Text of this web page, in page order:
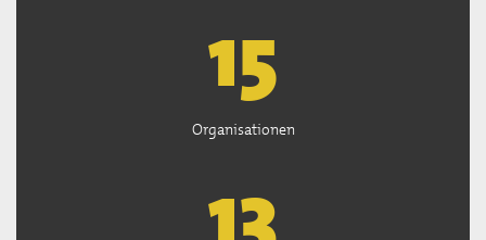
15
Organisationen
13